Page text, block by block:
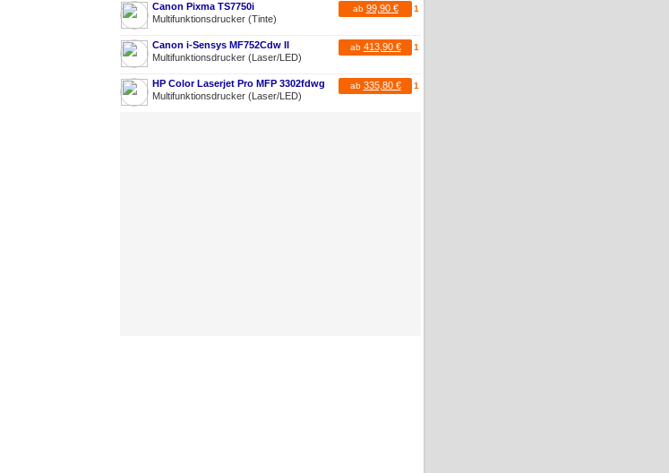
ab 99,90 € 1
Canon Pixma TS7750i
Multifunktionsdrucker (Tinte)
ab 413,90 € 1
Canon i-Sensys MF752Cdw II
Multifunktionsdrucker (Laser/LED)
ab 335,80 € 1
HP Color Laserjet Pro MFP 3302fdwg
Multifunktionsdrucker (Laser/LED)